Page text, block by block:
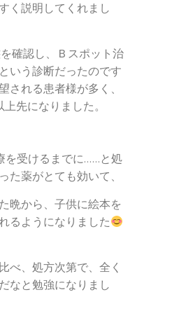
く説明してくれまし
確認し、Ｂスポット治
いう診断だったのです
される患者様が多く、
先になりました。
を受けるまでに……と処
た薬がとても効いて、
晩から、子供に絵本を
るようになりました
べ、処方次第で、全く
なと勉強になりまし